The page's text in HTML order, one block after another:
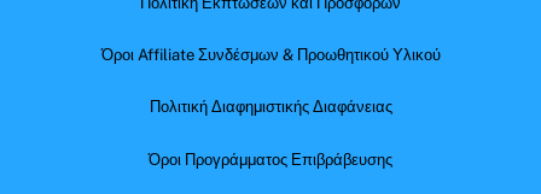
Όροι Affiliate Συνδέσμων & Προωθητικού Υλικού
Πολιτική Διαφημιστικής Διαφάνειας
Όροι Προγράμματος Επιβράβευσης